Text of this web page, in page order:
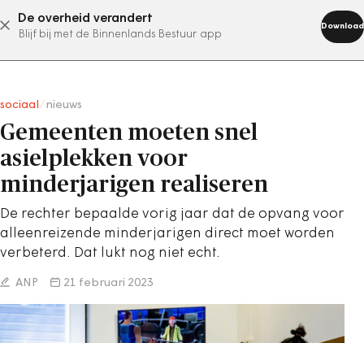
De overheid verandert
Blijf bij met de Binnenlands Bestuur app
Download
abonneer nu
sociaal nieuws
Gemeenten moeten snel
asielplekken voor
minderjarigen realiseren
De rechter bepaalde vorig jaar dat de opvang voor
alleenreizende minderjarigen direct moet worden
verbeterd. Dat lukt nog niet echt.
ANP 21 februari 2023